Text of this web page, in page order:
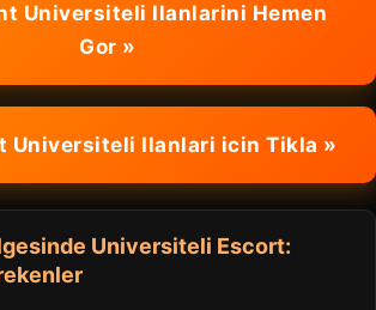
Universiteli Ilanlarini Hemen
Gor »
Universiteli Ilanlari icin Tikla »
Universiteli Escort: